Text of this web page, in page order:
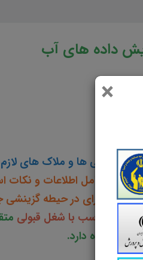
×
داده های آب
پایه و پایش داده های آب سوالات آمادگی برای مصاحبه
پایه و پایش داده های آب ایراناستخدامی شرکت مدیریت منابع آب
و ویژگی ها و ملاک های لازم
که شامل اطلاعات و نکات
را برای در حیطه
و متناسب با شغل قبولی
به همراه دارد.